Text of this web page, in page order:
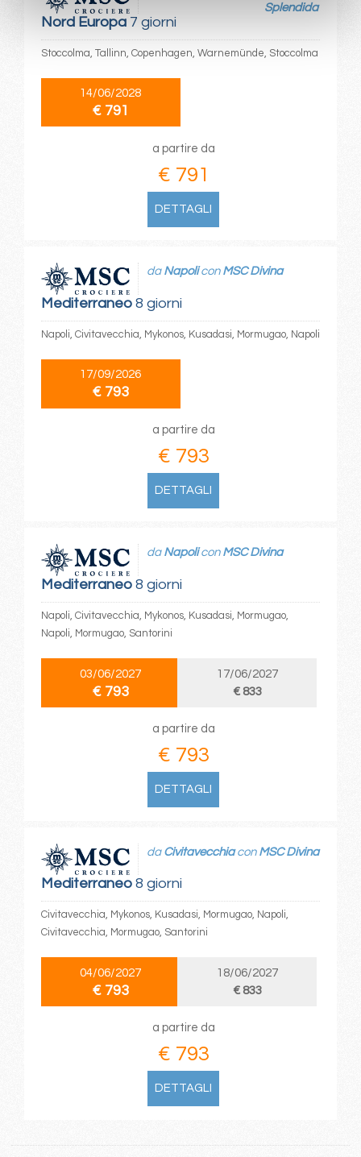
Nord Europa7 giorni
Splendida
Stoccolma, Tallinn, Copenhagen, Warnemünde, Stoccolma
14/06/2028
€ 791
a partire da
€ 791
DETTAGLI
Mediterraneo8 giorni
da Napolicon MSC Divina
Napoli, Civitavecchia, Mykonos, Kusadasi, Mormugao, Napoli
17/09/2026
€ 793
a partire da
€ 793
DETTAGLI
Mediterraneo8 giorni
da Napolicon MSC Divina
Napoli, Civitavecchia, Mykonos, Kusadasi, Mormugao,
Napoli, Mormugao, Santorini
03/06/2027
€ 793
17/06/2027
€ 833
a partire da
€ 793
DETTAGLI
Mediterraneo8 giorni
da Civitavecchiacon MSC Divina
Civitavecchia, Mykonos, Kusadasi, Mormugao, Napoli,
Civitavecchia, Mormugao, Santorini
04/06/2027
€ 793
18/06/2027
€ 833
a partire da
€ 793
DETTAGLI